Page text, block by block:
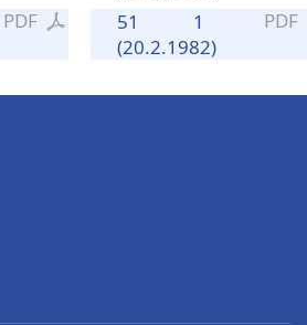
PDF
PDF
1
51
(20.2.1982)